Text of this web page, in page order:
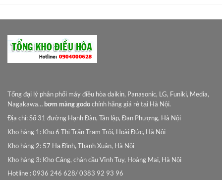
Tổng đại lý phân phối máy điều hòa daikin, Panasonic, LG, Funiki, Media,
Nagakawa… bơm màng godochính hãng giá rẻ tại Hà Nội.
Địa chỉ: Số 31 đường Hạnh Đàn, Tân lập, Đan Phượng, Hà Nội
Kho hàng 1: Khu 6 Thị Trấn Trạm Trôi, Hoài Đức, Hà Nội
Kho hàng 2: 57 Hạ Đình, Thanh Xuân, Hà Nội
Kho hàng 3: Kho Cảng, chân cầu Vĩnh Tuy, Hoàng Mai, Hà Nội
Hotline : 0936 246 628/ 0383 92 93 96